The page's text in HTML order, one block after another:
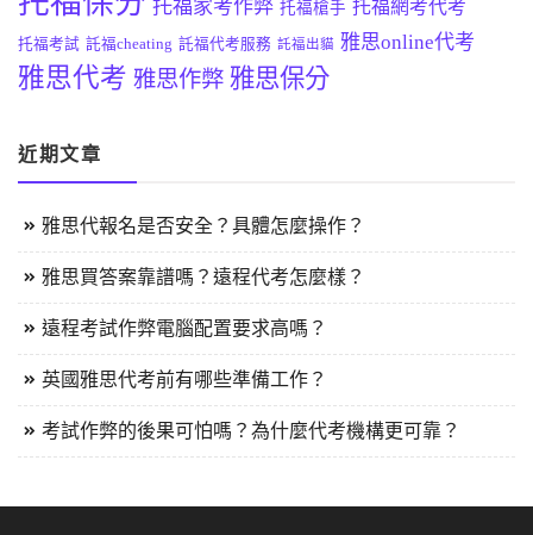
托福家考作弊 托福槍手 托福網考代考
托福考試 託福cheating 託福代考服務 託福出貓 雅思online代考
雅思代考 雅思作弊 雅思保分
近期文章
雅思代報名是否安全？具體怎麼操作？
雅思買答案靠譜嗎？遠程代考怎麼樣？
遠程考試作弊電腦配置要求高嗎？
英國雅思代考前有哪些準備工作？
考試作弊的後果可怕嗎？為什麼代考機構更可靠？